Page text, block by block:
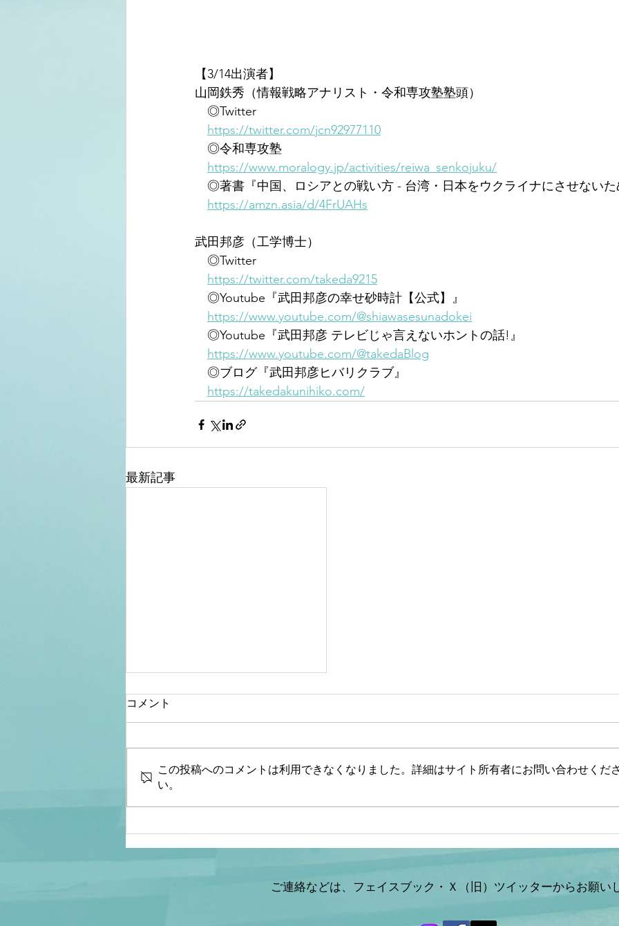
【3/14出演者】
山岡鉄秀（情報戦略アナリスト・令和専攻塾塾頭）
◎Twitter
https://twitter.com/jcn92977110
◎令和専攻塾
https://www.moralogy.jp/activities/reiwa_senkojuku/
◎著書『中国、ロシアとの戦い方 - 台湾・日本をウクライナにさせないた
https://amzn.asia/d/4FrUAHs
武田邦彦（工学博士）
◎Twitter
https://twitter.com/takeda9215
◎Youtube『武田邦彦の幸せ砂時計【公式】』
https://www.youtube.com/@shiawasesunadokei
◎Youtube『武田邦彦 テレビじゃ言えないホントの話!』
https://www.youtube.com/@takedaBlog
◎ブログ『武田邦彦ヒバリクラブ』
https://takedakunihiko.com/
最新記事
【文】【リアルマトリック
コメント
この投稿へのコメントは利用できなくなりました。詳細はサイト所有者にお問い合わせくだ
い。
ご連絡などは、フェイスブック・Ｘ（旧）ツイッターからお願い